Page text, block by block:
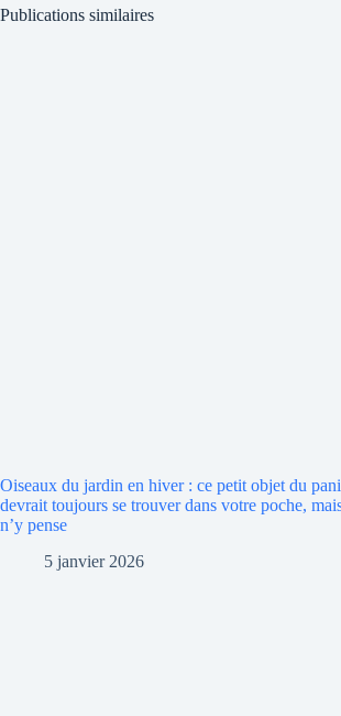
Publications similaires
Oiseaux du jardin en hiver : ce petit objet du
devrait toujours se trouver dans votre poche,
n’y pense
5 janvier 2026